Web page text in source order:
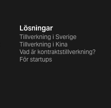
Lösningar
Tillverkning i Sverige
Tillverkning i Kina
Vad är kontraktstillverkning?
För startups